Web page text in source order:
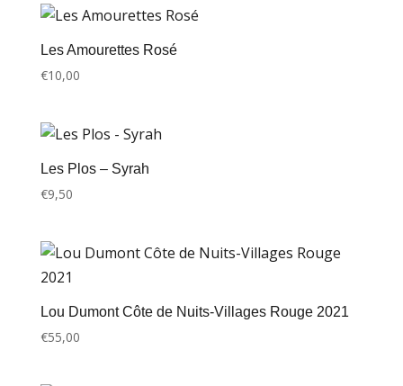
Les Amourettes Rosé
€10,00
Les Plos – Syrah
€9,50
Lou Dumont Côte de Nuits-Villages Rouge 2021
€55,00